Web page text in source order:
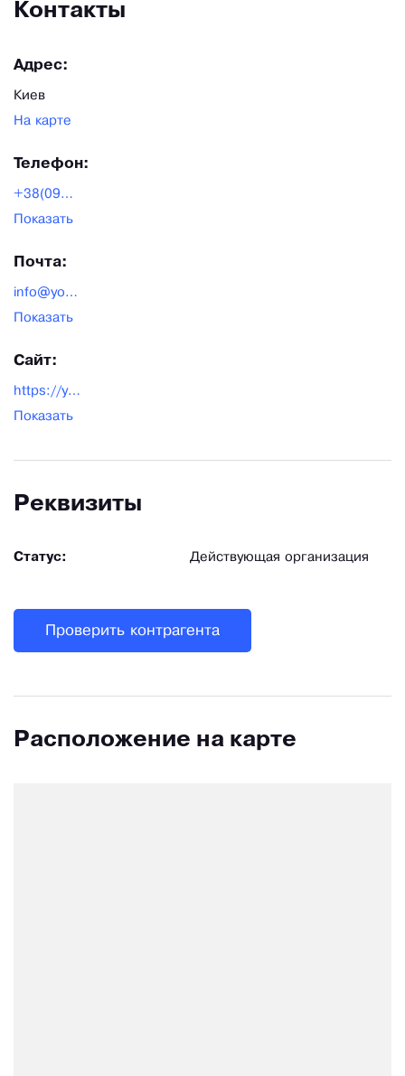
Контакты
Адрес:
Киев
На карте
Телефон:
+38(093)170-98-59
Показать
Почта:
info@yorick.productions
Показать
Сайт:
https://yorick.productions/
Показать
Реквизиты
Статус: Действующая организация
Проверить контрагента
Расположение на карте